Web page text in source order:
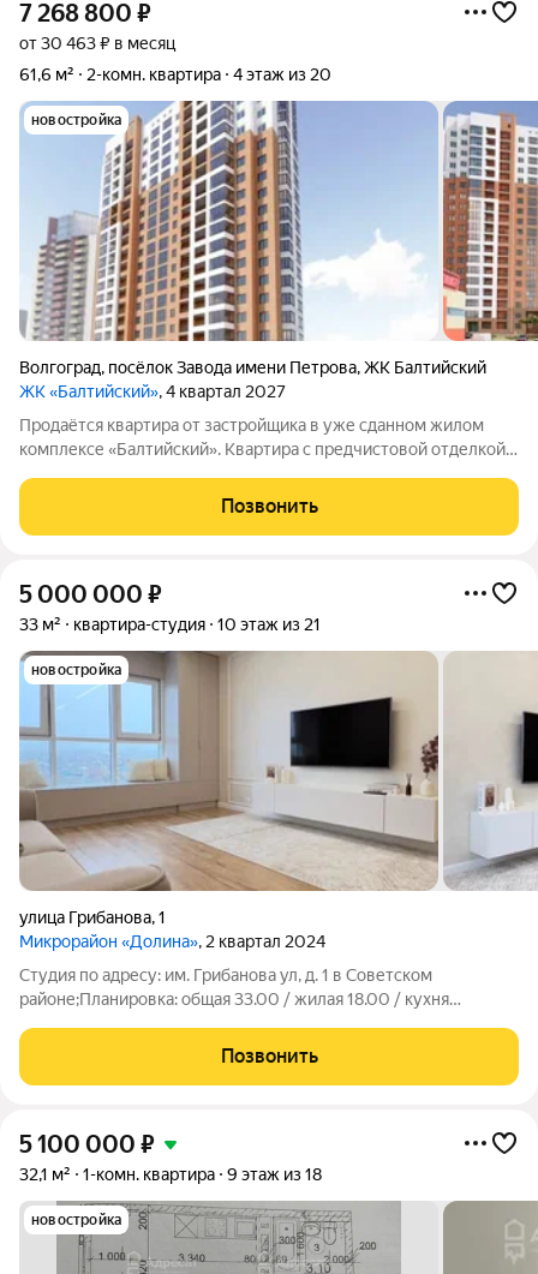
7 268 800 ₽
от 30 463 ₽ в месяц
61,6 м²
2-комн. квартира 4 этаж из 20
новостройка
Волгоград, посёлок Завода имени Петрова,ЖК Балтийский
ЖК «Балтийский», 4 квартал 2027
Продаётся квартира от застройщика в уже сданном жилом
комплексе «Балтийский». Квартира с предчистовой отделкой в
Ключи передадут в день сделки. Продавец юридическое лицо
(застройщик), по квартире
Позвонить
5 000 000 ₽
33 м² квартира-студия 10 этаж из 21
новостройка
улица Грибанова,1
Микрорайон «Долина», 2 квартал 2024
Студия по адресу: им. Грибанова ул, д. 1 в Советском
районе;Планировка: общая 33.00 / жилая 18.00 / кухня
Пластиковые окна. На полу ламинат.Квартира не угловая, окна
выходят на улицуУсловия продажи:
Позвонить
5 100 000 ₽
32,1 м² 1-комн. квартира 9 этаж из 18
новостройка